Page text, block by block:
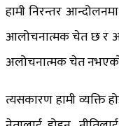
हामी निरन्तर
आलोचनात्मक चेत छ र
अलोचनात्मक चेत
त्यसकारण हामी व्यक्ति